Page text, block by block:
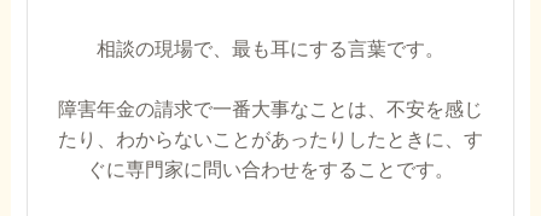
相談の現場で、最も耳にする言葉です。
障害年金の請求で一番大事なことは、不安を感じ
たり、わからないことがあったりしたときに、す
ぐに専門家に問い合わせをすることです。